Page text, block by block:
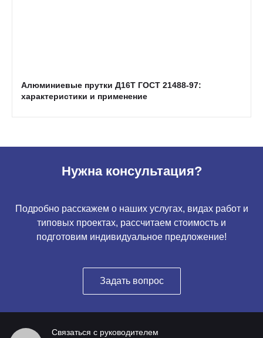
Алюминиевые прутки Д16Т ГОСТ 21488-97:
характеристики и применение
Нужна консультация?
Подробно расскажем о наших услугах, видах работ и
типовых проектах, рассчитаем стоимость и
подготовим индивидуальное предложение!
Задать вопрос
Связаться с руководителем